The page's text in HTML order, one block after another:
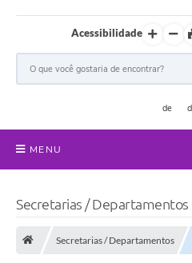
Acessibilidade
MENU
Secretarias / Departamentos
Secretarias / Departamentos